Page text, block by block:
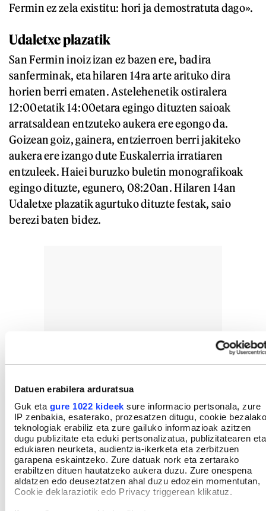
Datuen erabilera arduratsua
Guk eta gure 1022 kideek sure informacio pertsonala, zure
IP zenbakia, esaterako, prozesatzen ditugu, cookie bezalako
teknologiak erabiliz eta zure gailuko informazioak azitzen
dugu publizitate eta eduki pertsonalizatua, publizitatearen eta
edukiaren neurketa, audientzia-ikerketa eta zerbitzuen
garapena eskaintzeko. Zure datuak nork eta zertarako
erabiltzen dituen hautatzeko aukera duzu. Zure onespena
aldatzen edo deuseztatzen ahal duzu edozein momentutan,
Cookie deklaraziotik edo Privacy triggerean klikatuz.
Fermin ez zela existitu: hori ja demostratuta dago».
Udaletxe plazatik
San Fermin inoiz izan ez bazen ere, badira
sanferminak, eta hilaren 14ra arte arituko dira
horien berri ematen. Astelehenetik ostiralera
12:00etatik 14:00etara egingo dituzten saioak
arratsaldean entzuteko aukera ere egongo da.
Goizean goiz, gainera, entzierroen berri jakiteko
aukera ere izango dute Euskalerria irratiaren
entzuleek. Haiei buruzko buletin monografikoak
egingo dituzte, egunero, 08:20an. Hilaren 14an
Udaletxe plazatik agurtuko dituzte festak, saio
berezi baten bidez.